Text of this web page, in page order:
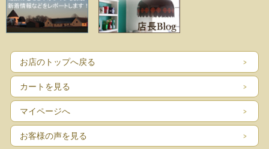
お店のトップへ戻る
カートを見る
マイページへ
お客様の声を見る